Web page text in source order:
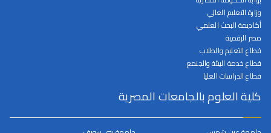
وزارة التعليم العالي
أكاديمة البحث العلمي
مصر الرقمية
قطاع التعليم والطلاب
قطاع خدمة البيئة والجنمع
قطاع الدراسات العليا
كلية العلوم بالجامعات المصرية